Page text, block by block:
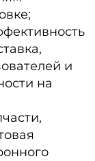
и
на